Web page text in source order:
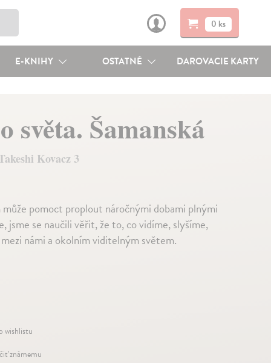
0 ks
E-KNIHY OSTATNÉ DAROVACIE KARTY
světa. Šamanská
Kovacz 3
pomoct proplout náročnými dobami plnými
se naučili věřit, že to, co vidíme, slyšíme,
námi a okolním viditelným světem.
wishlistu
známemu